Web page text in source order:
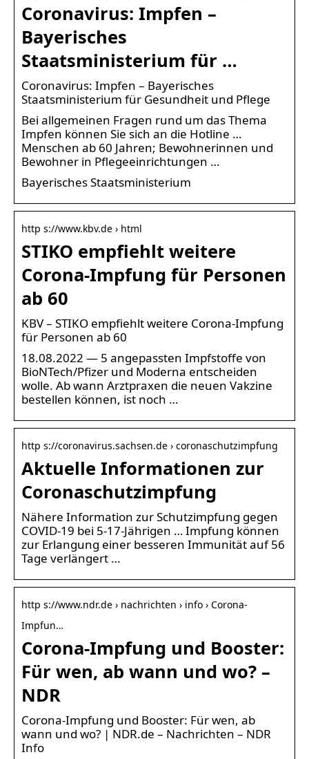
Coronavirus: Impfen –
Bayerisches
Staatsministerium für …
Coronavirus: Impfen – Bayerisches
Staatsministerium für Gesundheit und Pflege
Bei allgemeinen Fragen rund um das Thema
Impfen können Sie sich an die Hotline …
Menschen ab 60 Jahren; Bewohnerinnen und
Bewohner in Pflegeeinrichtungen …
Bayerisches Staatsministerium
http s://www.kbv.de › html
STIKO empfiehlt weitere
Corona-Impfung für Personen
ab 60
KBV – STIKO empfiehlt weitere Corona-Impfung
für Personen ab 60
18.08.2022 — 5 angepassten Impfstoffe von
BioNTech/Pfizer und Moderna entscheiden
wolle. Ab wann Arztpraxen die neuen Vakzine
bestellen können, ist noch …
http s://coronavirus.sachsen.de › coronaschutzimpfung
Aktuelle Informationen zur
Coronaschutzimpfung
Nähere Information zur Schutzimpfung gegen
COVID-19 bei 5-17-Jährigen … Impfung können
zur Erlangung einer besseren Immunität auf 56
Tage verlängert …
http s://www.ndr.de › nachrichten › info › Corona-
Impfun…
Corona-Impfung und Booster:
Für wen, ab wann und wo? –
NDR
Corona-Impfung und Booster: Für wen, ab
wann und wo? | NDR.de – Nachrichten – NDR
Info